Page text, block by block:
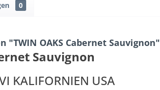
0
OAKS Cabernet Sauvignon"
Sauvignon
KALIFORNIEN USA